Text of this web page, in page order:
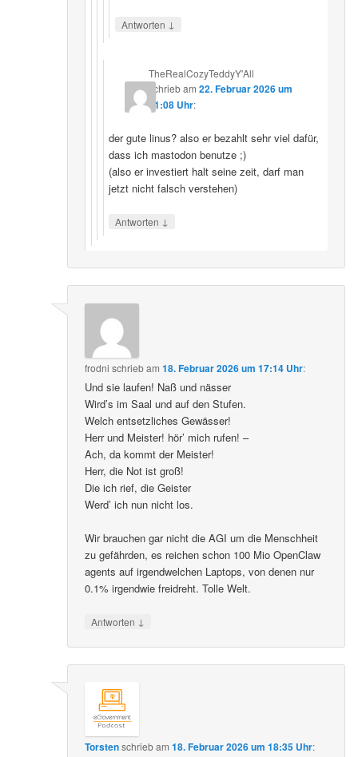
Antworten ↓
TheRealCozyTeddyY'All
schriebam22. Februar 2026 um
21:08 Uhr:
der gute linus? also er bezahlt sehr viel dafür,
dass ich mastodon benutze ;)
(also er investiert halt seine zeit, darf man
jetzt nicht falsch verstehen)
Antworten ↓
frodni schriebam18. Februar 2026 um 17:14 Uhr:
Und sie laufen! Naß und nässer
Wird’s im Saal und auf den Stufen.
Welch entsetzliches Gewässer!
Herr und Meister! hör’ mich rufen! –
Ach, da kommt der Meister!
Herr, die Not ist groß!
Die ich rief, die Geister
Werd’ ich nun nicht los.
Wir brauchen gar nicht die AGI um die Menschheit
zu gefährden, es reichen schon 100 Mio OpenClaw
agents auf irgendwelchen Laptops, von denen nur
0.1% irgendwie freidreht. Tolle Welt.
Antworten ↓
Torstenschriebam18. Februar 2026 um 18:35 Uhr: